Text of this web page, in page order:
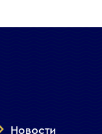
Новости